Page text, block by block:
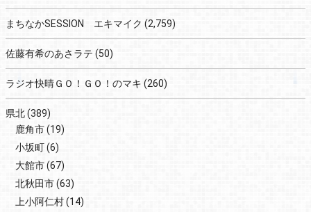
まちなかSESSION エキマイク (2,759)
佐藤有希のあさラテ (50)
ラジオ快晴ＧＯ！ＧＯ！のマキ (260)
県北(389)
鹿角市(19)
小坂町(6)
大館市(67)
北秋田市(63)
上小阿仁村(14)